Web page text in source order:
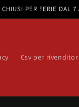
PER FERIE DAL 7
Csv per